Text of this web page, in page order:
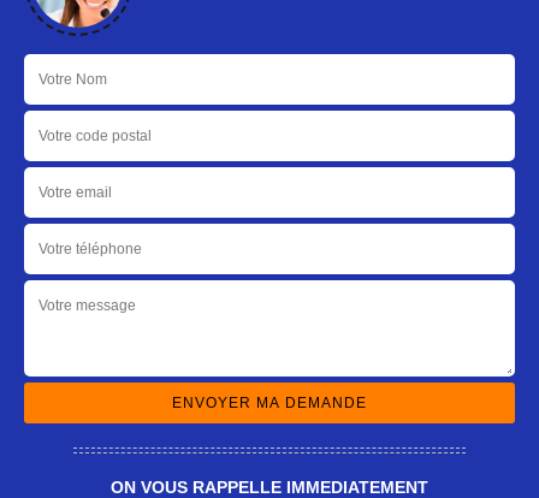
ON VOUS RAPPELLE IMMEDIATEMENT